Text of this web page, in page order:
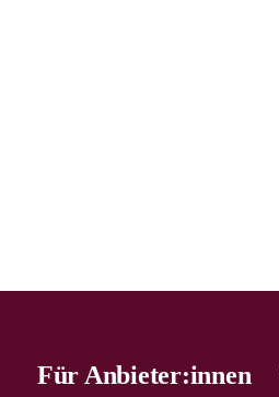
Für Anbieter:innen